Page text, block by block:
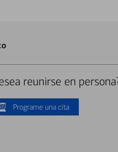
reunirse en
Programe una cita